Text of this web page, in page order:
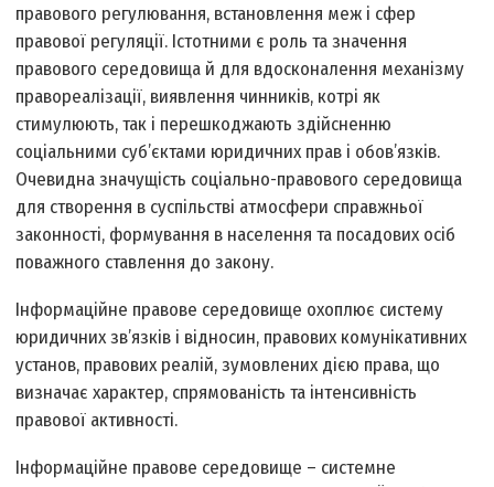
правового регулювання, встановлення меж і сфер
правової регуляції. Істотними є роль та значення
правового середовища й для вдосконалення механізму
правореалізації, виявлення чинників, котрі як
стимулюють, так і перешкоджають здійсненню
соціальними суб’єктами юридичних прав і обов’язків.
Очевидна значущість соціально-правового середовища
для створення в суспільстві атмосфери справжньої
законності, формування в населення та посадових осіб
поважного ставлення до закону.
Інформаційне правове середовище охоплює систему
юридичних зв’язків і відносин, правових комунікативних
установ, правових реалій, зумовлених дією права, що
визначає характер, спрямованість та інтенсивність
правової активності.
Інформаційне правове середовище – системне